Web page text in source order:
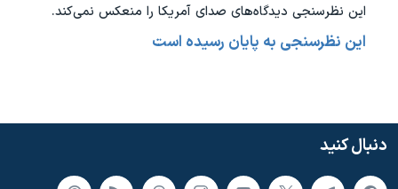
تریبونال مردمی آبان ۹۸
قانون شفافیت دارائی کادر رهبری ایران
این نظرسنجی دیدگاه‌های صدای آمريکا را منعکس نمی‌کند.
این نظرسنجی به پایان رسیده است
دنبال کنید